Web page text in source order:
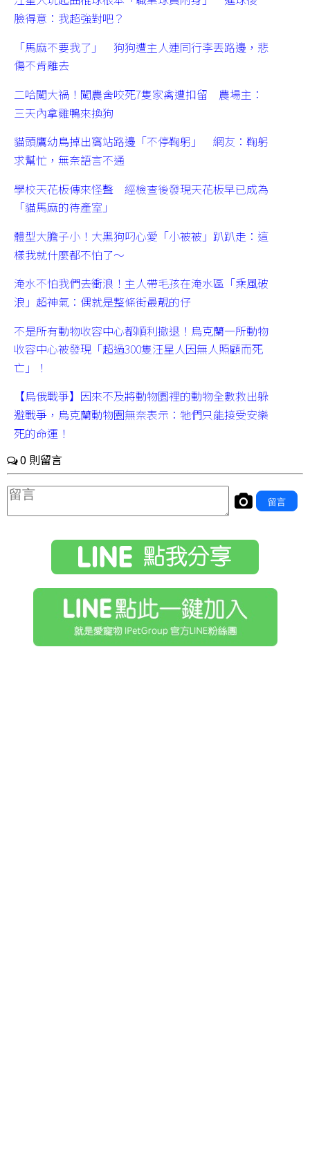
臉得意：我超強對吧？
「馬麻不要我了」 狗狗遭主人連同行李丟路邊，悲
傷不肯離去
二哈闖大禍！闖農舍咬死7隻家禽遭扣留 農場主：
三天內拿雞鴨來換狗
貓頭鷹幼鳥掉出窩站路邊「不停鞠躬」 網友：鞠躬
求幫忙，無奈語言不通
學校天花板傳來怪聲 經檢查後發現天花板早已成為
「貓馬麻的待產室」
體型大膽子小！大黑狗叼心愛「小被被」趴趴走：這
樣我就什麼都不怕了～
淹水不怕我們去衝浪！主人帶毛孩在淹水區「乘風破
浪」超神氣：偶就是整條街最靚的仔
不是所有動物收容中心都順利撤退！烏克蘭一所動物
收容中心被發現「超過300隻汪星人因無人照顧而死
亡」！
【烏俄戰爭】因來不及將動物園裡的動物全數救出躲
避戰爭，烏克蘭動物園無奈表示：牠們只能接受安樂
死的命運！